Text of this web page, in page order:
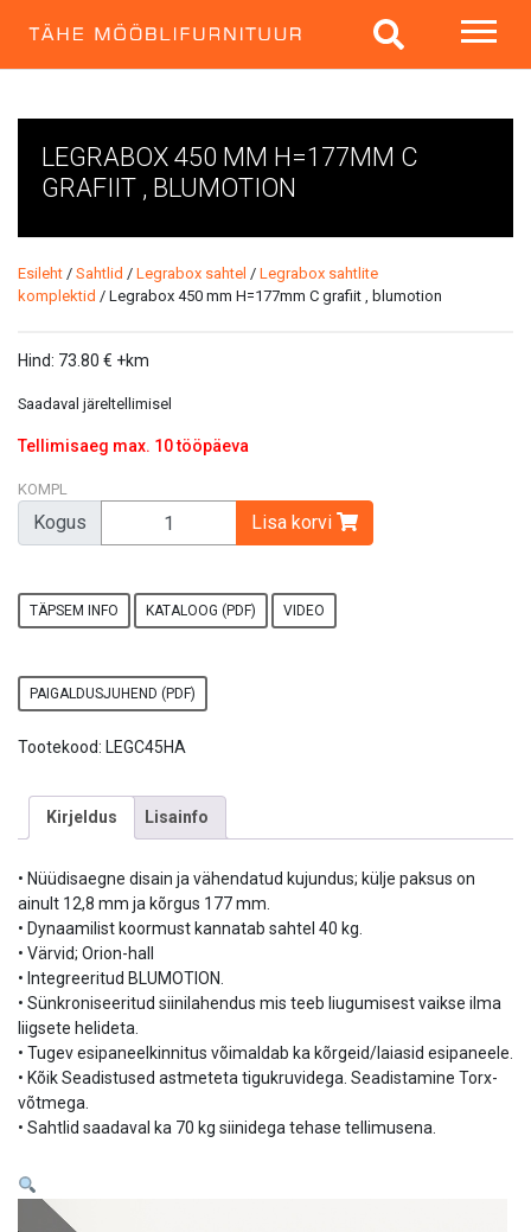
LEGRABOX 450 MM H=177MM C
GRAFIIT , BLUMOTION
Esileht / Sahtlid / Legrabox sahtel / Legrabox sahtlite
komplektid / Legrabox 450 mm H=177mm C grafiit , blumotion
Hind: 73.80 € +km
Saadaval järeltellimisel
Tellimisaeg max. 10 tööpäeva
KOMPL
Kogus Lisa korvi
TÄPSEM INFO KATALOOG (PDF) VIDEO
PAIGALDUSJUHEND (PDF)
Tootekood: LEGC45HA
Kirjeldus Lisainfo
• Nüüdisaegne disain ja vähendatud kujundus; külje paksus on
ainult 12,8 mm ja kõrgus 177 mm.
• Dynaamilist koormust kannatab sahtel 40 kg.
• Värvid; Orion-hall
• Integreeritud BLUMOTION.
• Sünkroniseeritud siinilahendus mis teeb liugumisest vaikse ilma
liigsete helideta.
• Tugev esipaneelkinnitus võimaldab ka kõrgeid/laiasid esipaneele.
• Kõik Seadistused astmeteta tigukruvidega. Seadistamine Torx-
võtmega.
• Sahtlid saadaval ka 70 kg siinidega tehase tellimusena.